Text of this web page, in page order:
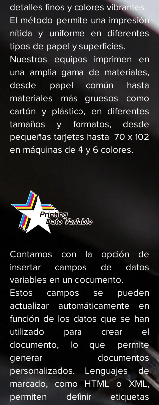
detalles finos y colores vibrantes.
El método permite una impresión
nítida y uniforme en diferentes
tipos de papel y superficies.
Nuestros equipos imprimen en
una amplia gama de materiales,
desde papel común hasta
materiales más gruesos como
cartón y plástico, en diferentes
tamaños y formatos, desde
pequeñas tarjetas hasta 70 x 102
en máquinas de 4 y 6 colores.
Contamos con la opción de
insertar campos de datos
variables en un documento.
Estos campos se pueden
actualizar automáticamente en
función de los datos que se han
utilizado para crear el
documento, lo que permite
generar documentos
personalizados. ​Lenguajes de
marcado, como HTML o XML,
permiten definir etiquetas